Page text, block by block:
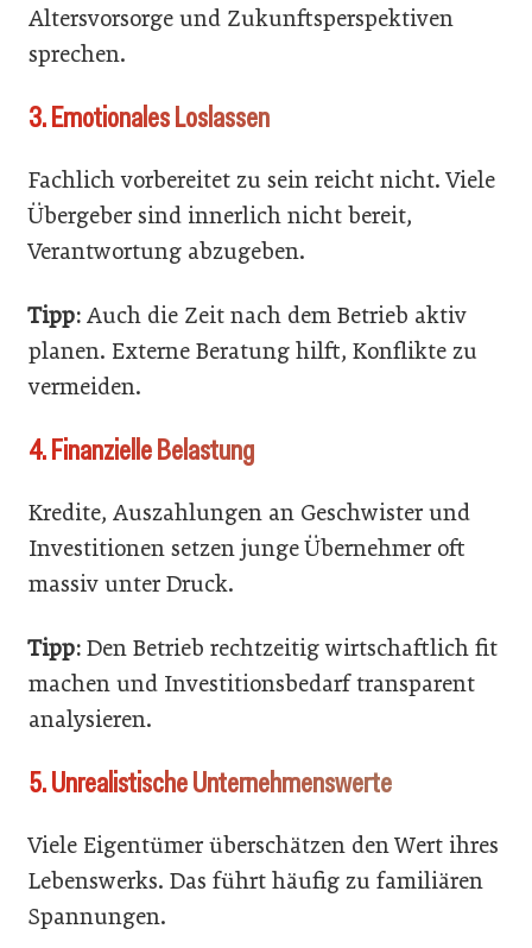
Altersvorsorge und Zukunftsperspektiven
sprechen.
3. Emotionales Loslassen
Fachlich vorbereitet zu sein reicht nicht. Viele
Übergeber sind innerlich nicht bereit,
Verantwortung abzugeben.
Tipp: Auch die Zeit nach dem Betrieb aktiv
planen. Externe Beratung hilft, Konflikte zu
vermeiden.
4. Finanzielle Belastung
Kredite, Auszahlungen an Geschwister und
Investitionen setzen junge Übernehmer oft
massiv unter Druck.
Tipp: Den Betrieb rechtzeitig wirtschaftlich fit
machen und Investitionsbedarf transparent
analysieren.
5. Unrealistische Unternehmenswerte
Viele Eigentümer überschätzen den Wert ihres
Lebenswerks. Das führt häufig zu familiären
Spannungen.